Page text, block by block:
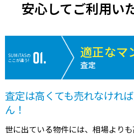
安心してご利用い
SUMiTASの
ここが違う!
適正なマ
査定
査定は高くても売れなけれ
ん！
世に出ている物件には、相場より